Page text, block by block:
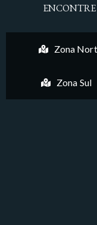
ENCONTRE
Zona
Zona Sul